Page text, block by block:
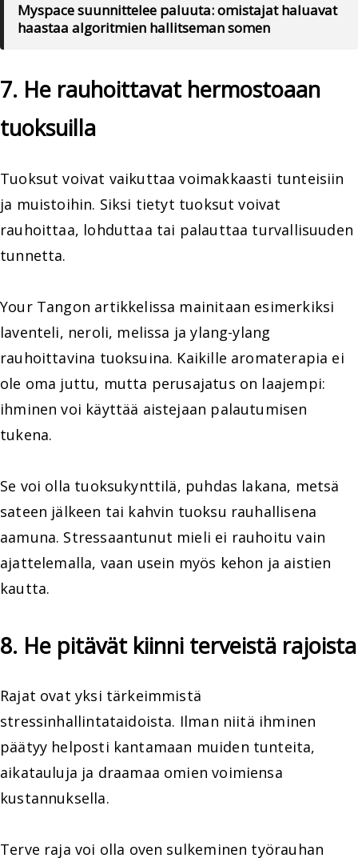
Myspace suunnittelee paluuta: omistajat haluavat
haastaa algoritmien hallitseman somen
7. He rauhoittavat hermostoaan
tuoksuilla
Tuoksut voivat vaikuttaa voimakkaasti tunteisiin
ja muistoihin. Siksi tietyt tuoksut voivat
rauhoittaa, lohduttaa tai palauttaa turvallisuuden
tunnetta.
Your Tangon artikkelissa mainitaan esimerkiksi
laventeli, neroli, melissa ja ylang-ylang
rauhoittavina tuoksuina. Kaikille aromaterapia ei
ole oma juttu, mutta perusajatus on laajempi:
ihminen voi käyttää aistejaan palautumisen
tukena.
Se voi olla tuoksukynttilä, puhdas lakana, metsä
sateen jälkeen tai kahvin tuoksu rauhallisena
aamuna. Stressaantunut mieli ei rauhoitu vain
ajattelemalla, vaan usein myös kehon ja aistien
kautta.
8. He pitävät kiinni terveistä rajoista
Rajat ovat yksi tärkeimmistä
stressinhallintataidoista. Ilman niitä ihminen
päätyy helposti kantamaan muiden tunteita,
aikatauluja ja draamaa omien voimiensa
kustannuksella.
Terve raja voi olla oven sulkeminen työrauhan